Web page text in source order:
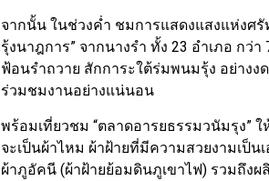
จากนั้น ในช่วงค่ำ ชมการแสดงแสงแห่งศ
รุ้งนาฎการ” จากนางรำ ทั้ง 23 อำเภอ กว่
ฟ้อนรำถวาย สักการะใต้ร่มพนมรุ้ง อย่าง
ร่วมชมงานอย่างแน่นอน
พร้อมเที่ยวชม “ตลาดอารยธรรมวนัมรุง
จะเป็นผ้าไหม ผ้าฝ้ายที่มีความสวยงามเป็
ผ้าภูอัคนี (ผ้าฝ้ายย้อมดินภูเขาไฟ) รวมถึง